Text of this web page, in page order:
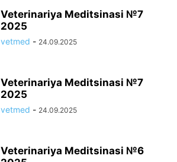
Veterinariya Meditsinasi №7
2025
vetmed - 24.09.2025
Veterinariya Meditsinasi №7
2025
vetmed - 24.09.2025
Veterinariya Meditsinasi №6